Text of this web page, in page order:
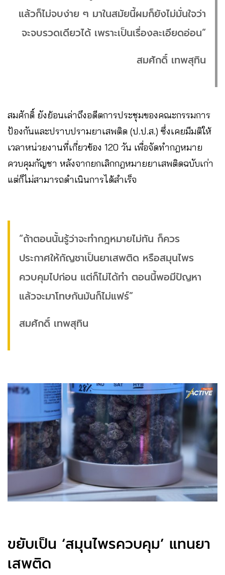
แล้วก็ไม่จบง่าย ๆ มาในสมัยนี้ผมก็ยังไม่มั่นใจว่า
จะจบรวดเดียวได้ เพราะเป็นเรื่องละเอียดอ่อน”
สมศักดิ์ เทพสุทิน
สมศักดิ์ ยังย้อนเล่าถึงอดีตการประชุมของคณะกรรมการ
ป้องกันและปราบปรามยาเสพติด (ป.ป.ส.) ซึ่งเคยมีมติให้
เวลาหน่วยงานที่เกี่ยวข้อง 120 วัน เพื่อจัดทำกฎหมาย
ควบคุมกัญชา หลังจากยกเลิกกฎหมายยาเสพติดฉบับเก่า
แต่ก็ไม่สามารถดำเนินการได้สำเร็จ
“ถ้าตอนนั้นรู้ว่าจะทำกฎหมายไม่ทัน ก็ควร
ประกาศให้กัญชาเป็นยาเสพติด หรือสมุนไพร
ควบคุมไปก่อน แต่ก็ไม่ได้ทำ ตอนนี้พอมีปัญหา
แล้วจะมาโทษกันมันก็ไม่แฟร์”
สมศักดิ์ เทพสุทิน
ขยับเป็น ‘สมุนไพรควบคุม’ แทนยา
เสพติด